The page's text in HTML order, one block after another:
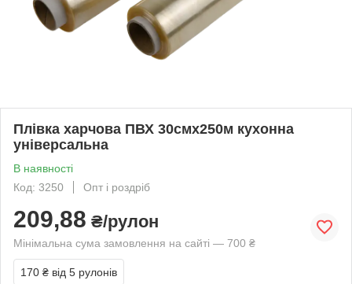
Плівка харчова ПВХ 30смх250м кухонна
універсальна
В наявності
Код: 3250
Опт і роздріб
209,88 ₴/рулон
Мінімальна сума замовлення на сайті — 700 ₴
170 ₴ від 5 рулонів